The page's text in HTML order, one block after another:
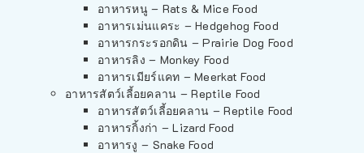
อาหารหนู – Rats & Mice Food
อาหารเม่นแคระ – Hedgehog Food
อาหารกระรอกดิน – Prairie Dog Food
อาหารลิง – Monkey Food
อาหารเมียร์แคท – Meerkat Food
อาหารสัตว์เลี้อยคลาน – Reptile Food
อาหารสัตว์เลี้อยคลาน – Reptile Food
อาหารกิ้งก่า – Lizard Food
อาหารงู – Snake Food